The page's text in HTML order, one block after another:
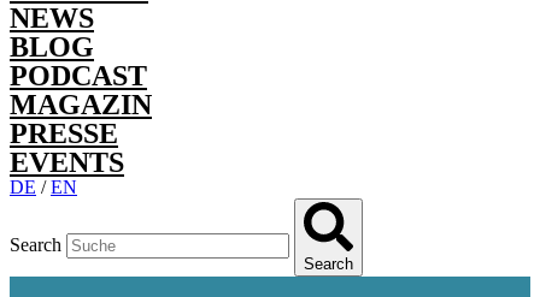
NEWS
BLOG
PODCAST
MAGAZIN
PRESSE
EVENTS
DE /EN
Search
Search